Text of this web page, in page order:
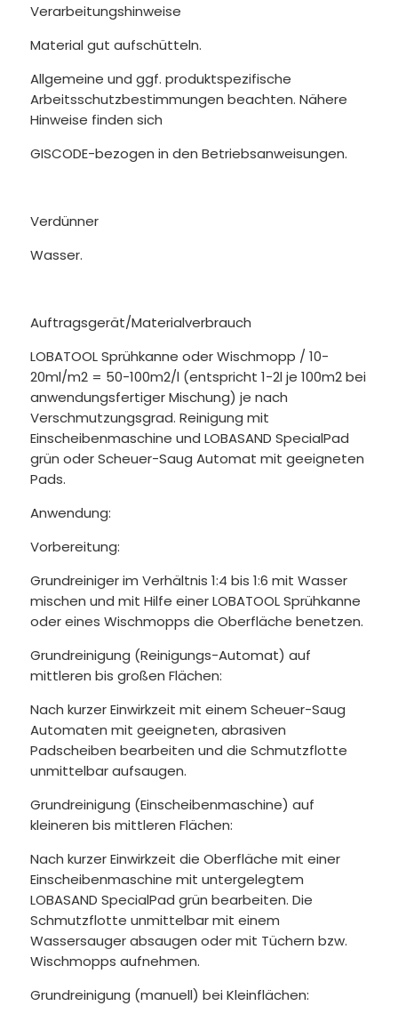
Verarbeitungshinweise
Material gut aufschütteln.
Allgemeine und ggf. produktspezifische
Arbeitsschutzbestimmungen beachten. Nähere
Hinweise finden sich
GISCODE-bezogen in den Betriebsanweisungen.
Verdünner
Wasser.
Auftragsgerät/Materialverbrauch
LOBATOOL Sprühkanne oder Wischmopp / 10-
20ml/m2 = 50-100m2/l (entspricht 1-2l je 100m2 bei
anwendungsfertiger Mischung) je nach
Verschmutzungsgrad. Reinigung mit
Einscheibenmaschine und LOBASAND SpecialPad
grün oder Scheuer-Saug Automat mit geeigneten
Pads.
Anwendung:
Vorbereitung:
Grundreiniger im Verhältnis 1:4 bis 1:6 mit Wasser
mischen und mit Hilfe einer LOBATOOL Sprühkanne
oder eines Wischmopps die Oberfläche benetzen.
Grundreinigung (Reinigungs-Automat) auf
mittleren bis großen Flächen:
Nach kurzer Einwirkzeit mit einem Scheuer-Saug
Automaten mit geeigneten, abrasiven
Padscheiben bearbeiten und die Schmutzflotte
unmittelbar aufsaugen.
Grundreinigung (Einscheibenmaschine) auf
kleineren bis mittleren Flächen:
Nach kurzer Einwirkzeit die Oberfläche mit einer
Einscheibenmaschine mit untergelegtem
LOBASAND SpecialPad grün bearbeiten. Die
Schmutzflotte unmittelbar mit einem
Wassersauger absaugen oder mit Tüchern bzw.
Wischmopps aufnehmen.
Grundreinigung (manuell) bei Kleinflächen: